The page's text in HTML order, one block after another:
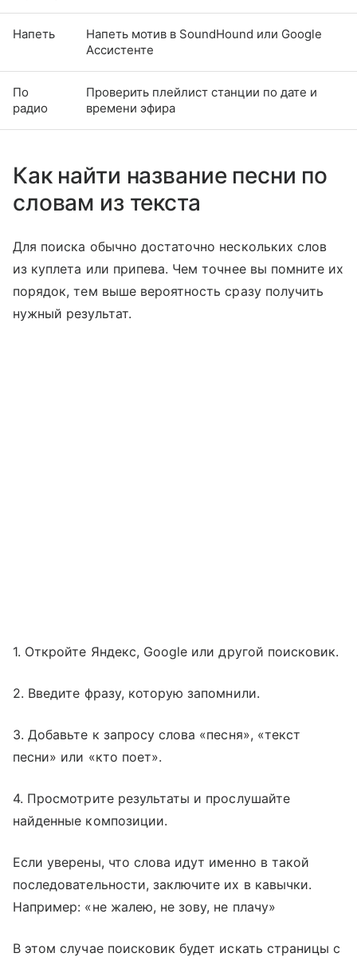
Напеть
Напеть мотив в SoundHound или Google
Ассистенте
По
радио
Проверить плейлист станции по дате и
времени эфира
Как найти название песни по
словам из текста
Для поиска обычно достаточно нескольких слов
из куплета или припева. Чем точнее вы помните их
порядок, тем выше вероятность сразу получить
нужный результат.
1. Откройте Яндекс, Google или другой поисковик.
2. Введите фразу, которую запомнили.
3. Добавьте к запросу слова «песня», «текст
песни» или «кто поет».
4. Просмотрите результаты и прослушайте
найденные композиции.
Если уверены, что слова идут именно в такой
последовательности, заключите их в кавычки.
Например: «не жалею, не зову, не плачу»
В этом случае поисковик будет искать страницы с